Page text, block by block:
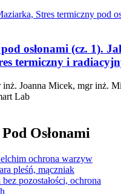
osłonami (cz. 1).
termiczny i
inż. Joanna Micek, mgr inż.
Lab
Osłonami